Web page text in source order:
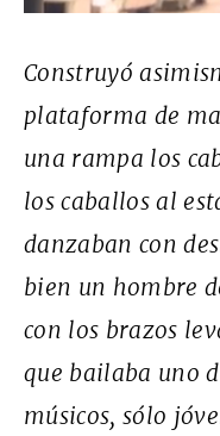
Construyó
plataforma de
una rampa los
los caballos al
danzaban con
bien un hombre
con los brazos
que bailaba uno
músicos, sólo